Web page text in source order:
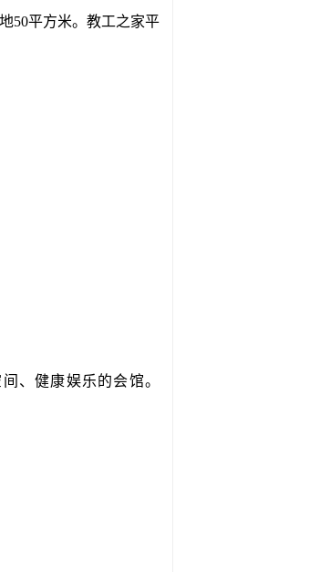
50平方米。教工之家平
、健康娱乐的会馆。